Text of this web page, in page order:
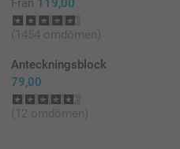
Från 119,00
(1454 omdömen)
Anteckningsblock
79,00
(12 omdömen)